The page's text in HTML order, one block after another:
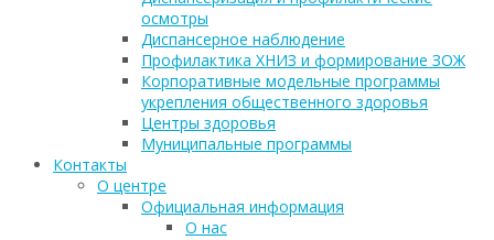
осмотры
Диспансерное наблюдение
Профилактика ХНИЗ и формирование ЗОЖ
Корпоративные модельные программы
укрепления общественного здоровья
Центры здоровья
Муниципальные программы
Контакты
О центре
Официальная информация
О нас